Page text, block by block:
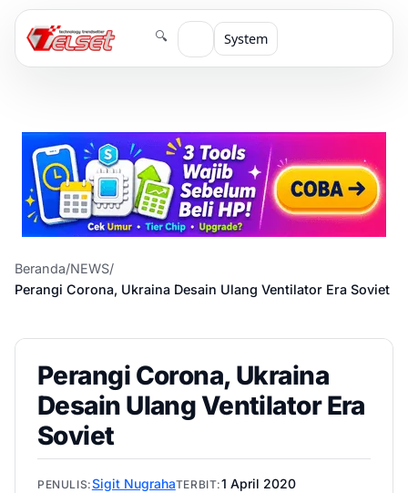
🔍 System
Beranda/NEWS/
Perangi Corona, Ukraina Desain Ulang Ventilator Era Soviet
Perangi Corona, Ukraina
Desain Ulang Ventilator Era
Soviet
PENULIS:Sigit NugrahaTERBIT:1 April 2020